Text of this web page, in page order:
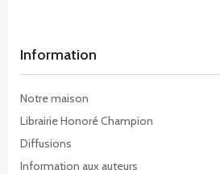
Information
Notre maison
Librairie Honoré Champion
Diffusions
Information aux auteurs